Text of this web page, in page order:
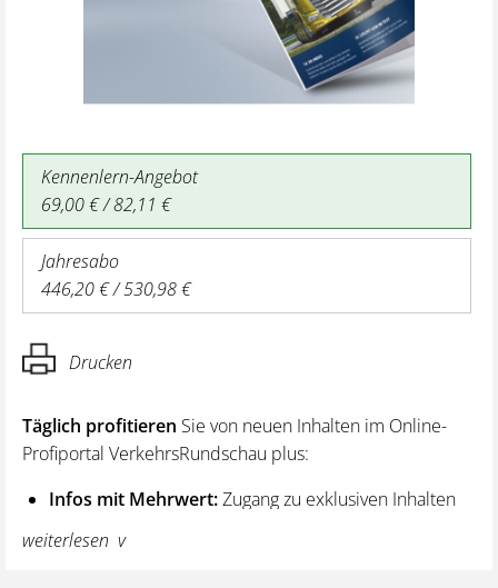
Kennenlern-Angebot
69,00 € / 82,11 €
Jahresabo
446,20 € / 530,98 €
Drucken
Täglich profitieren Sie von neuen Inhalten im Online-
Profiportal VerkehrsRundschau plus:
Infos mit Mehrwert:Zugang zu exklusiven Inhalten
und Hintergrundwissen – von aktuellen Regelungen
wie z. B. bei den Lenk- und Ruhezeiten,
weiterlesen